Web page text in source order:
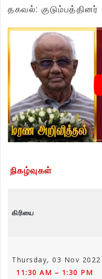
தகவல்: குடும்பத்தினர்
நிகழ்வுகள்
கிரியை
Thursday, 03 Nov 2022
11:30 AM – 1:30 PM